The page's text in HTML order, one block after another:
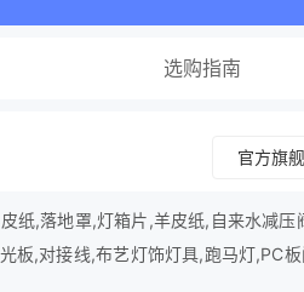
选购指南
官方旗
纸,落地罩,灯箱片,羊皮纸,自来水减压
板,对接线,布艺灯饰灯具,跑马灯,PC板